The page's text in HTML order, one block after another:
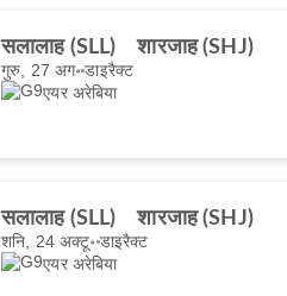
सलालाह (SLL) शारजाह (SHJ)
गुरु, 27 अग॰डाइरैक्ट
एयर अरेबिया
सलालाह (SLL) शारजाह (SHJ)
शनि, 24 अक्टू॰ डाइरैक्ट
एयर अरेबिया